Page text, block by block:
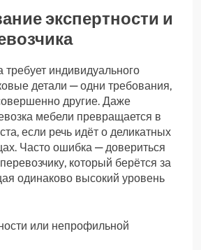
экспертности и
требует индивидуального
детали — одни требования,
другие. Даже
мебели превращается в
если речь идёт о деликатных
Часто ошибка — довериться
который берётся за
одинаково высокий уровень
или непрофильной